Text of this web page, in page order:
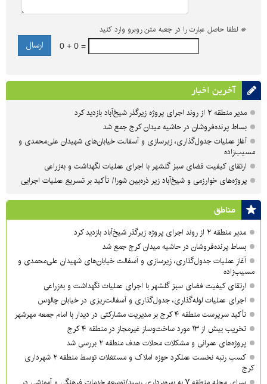
* لطفا حاصل عبارت را در جعبه متن روبرو وارد کنید
0 + 0 =
آخرین اخبار
مدیر منطقه ۲ از روند اجرای پروژه زیرگذر شیخ‌آباد بازدید کرد
بساط پرنده‌فروشان در حاشیه میدان کرج جمع شد
آغاز عملیات جدول‌گذاری، زیرسازی و آسفالت خیابان‌های شهیدان علی‌محمدی و
مسیب‌زاده
ارتقای کیفیت فضای سبز گلشهر با اجرای عملیات نگهداشت و به‌زراعی
پروژه‌های خوارزمی و شیخ‌آباد زیر ذره‌بین شورا/ تأکید بر تسریع عملیات اجرایی
مناطق
مدیر منطقه ۲ از روند اجرای پروژه زیرگذر شیخ‌آباد بازدید کرد
بساط پرنده‌فروشان در حاشیه میدان کرج جمع شد
آغاز عملیات جدول‌گذاری، زیرسازی و آسفالت خیابان‌های شهیدان علی‌محمدی و
مسیب‌زاده
ارتقای کیفیت فضای سبز گلشهر با اجرای عملیات نگهداشت و به‌زراعی
اجرای عملیات لوله‌گذاری، جدول‌گذاری و آسفالت‌ریزی در خیابان چالوس
تأکید سرپرست منطقه ۴ کرج بر مدیریت مشارکتی در دیدار با امام جمعه مهرشهر
تخریب بیش از ۱۳ مورد ساخت‌وساز غیرمجاز در منطقه ۴ کرج
پروژه‌های عمرانی و مشکلات محلات هدف منطقه ۲ بررسی شد
کسب رتبه نخست عملکرد حوزه املاک و مستغلات توسط منطقه ۲ شهرداری
کرج